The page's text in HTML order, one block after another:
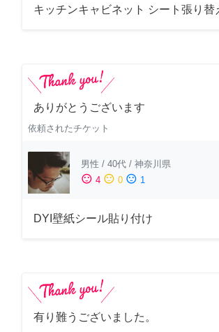
キッチンキャビネット シート張り替
ありがとうございます
依頼されたチケット
男性 / 40代 / 神奈川県
sentiment_satisfied 4 sentiment_neutral 0 sentiment_dissatisfied 1
DYI壁紙シール貼り付け
有り難うございました。